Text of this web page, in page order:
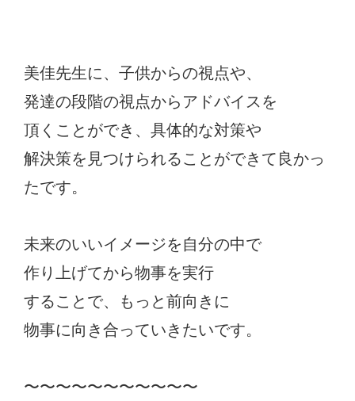
美佳先生に、子供からの視点や、
発達の段階の視点からアドバイスを
頂くことができ、具体的な対策や
解決策を見つけられることができて良かっ
たです。
未来のいいイメージを自分の中で
作り上げてから物事を実行
することで、もっと前向きに
物事に向き合っていきたいです。
〜〜〜〜〜〜〜〜〜〜〜